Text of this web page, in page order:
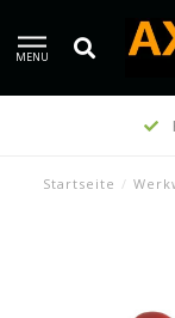
MENU
Startseite /